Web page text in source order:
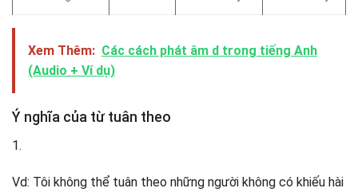
Xem Thêm: Các cách phát âm d trong tiếng Anh
(Audio + Ví dụ)
Ý nghĩa của từ tuân theo
1.
Vd: Tôi không thể tuân theo những người không có khiếu hài